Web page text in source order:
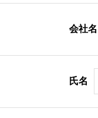
会社名
氏名